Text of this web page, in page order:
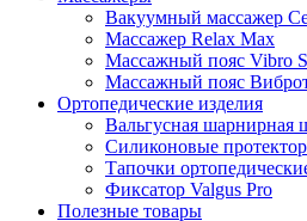
Вакуумный массажер
Массажер Relax Max
Массажный пояс Vibro
Массажный пояс
Ортопедические изделия
Вальгусная шарнирная
Силиконовые
Тапочки
Фиксатор Valgus Pro
Полезные товары